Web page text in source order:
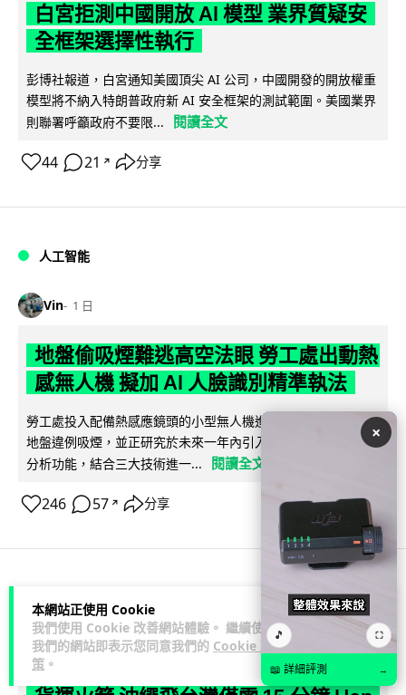
本網站正使用 Cookie
我們使用 Cookie 改善網站體驗。 繼續使用
我們的網站即表示您同意我們的 Cookie 政
策 。
白宮拒測中國開放 AI 模型 業界質疑安
全框架選擇性執行
彭博社報道，白宮通知美國頂尖 AI 公司，中國開發的開放權重
模型將不納入特朗普政府新 AI 安全框架的測試範圍。美國業界
則聯署呼籲政府不要限...
閱讀全文
44 21 ↗ 分享
人工智能
Vin 1 日
地盤偷吸煙難逃高空法眼 勞工處出動熱
感無人機 擬加 AI 人臉識別精準執法
勞工處投入配備熱感應鏡頭的小型無人機進行高空巡邏以打擊
地盤違例吸煙，並正研究於未來一年內引入 AI 人臉識別與行為
分析功能，結合三大技術進一...
閱讀全文
246 57 ↗ 分享
Lawton 1 日
×
🎵 ⛶
📖 詳細評測 →